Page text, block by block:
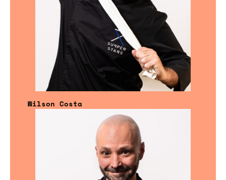
Wilson Costa